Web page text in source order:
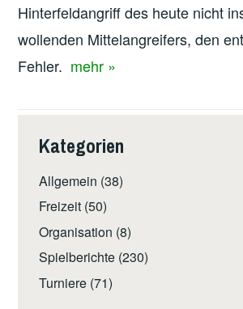
Hinterfeldangriff des heute nicht
wollenden Mittelangreifers, den
Fehler. mehr »
Kategorien
Allgemein (38)
Freizeit(50)
Organisation (8)
Spielberichte(230)
Turniere(71)